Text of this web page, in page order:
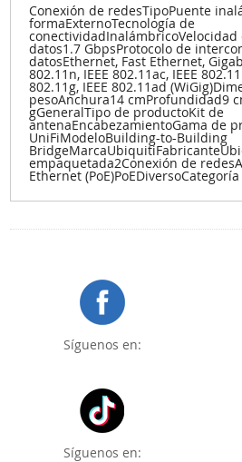
Conexión de redesTipoPuente
formaExternoTecnología de
datos1.7 GbpsProtocolo de
datosEthernet, Fast Ethernet,
802.11n, IEEE 802.11ac, IEEE
802.11g, IEEE 802.11ad
pesoAnchura14 cmProfundidad9
gGeneralTipo de productoKit de
antenaEncabezamientoGama de
UniFiModeloBuilding-to-Building
empaquetada2Conexión de
Ethernet
Síguenos en:
Síguenos en: